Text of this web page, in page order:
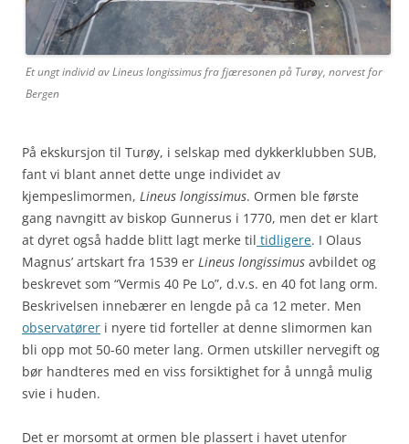
Et ungt individ av Lineus longissimus fra fjæresonen på Turøy, norvest for
Bergen
På ekskursjon til Turøy, i selskap med dykkerklubben SUB,
fant vi blant annet dette unge individet av
kjempeslimormen, Lineus longissimus. Ormen ble første
gang navngitt av biskop Gunnerus i 1770, men det er klart
at dyret også hadde blitt lagt merke til tidligere. I Olaus
Magnus’ artskart fra 1539 er Lineus longissimus avbildet og
beskrevet som “Vermis 40 Pe Lo”, d.v.s. en 40 fot lang orm.
Beskrivelsen innebærer en lengde på ca 12 meter. Men
observatører i nyere tid forteller at denne slimormen kan
bli opp mot 50-60 meter lang. Ormen utskiller nervegift og
bør handteres med en viss forsiktighet for å unngå mulig
svie i huden.
Det er morsomt at ormen ble plassert i havet utenfor